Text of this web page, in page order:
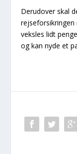
Derudover skal
rejseforsikringen
veksles lidt
og kan nyde et